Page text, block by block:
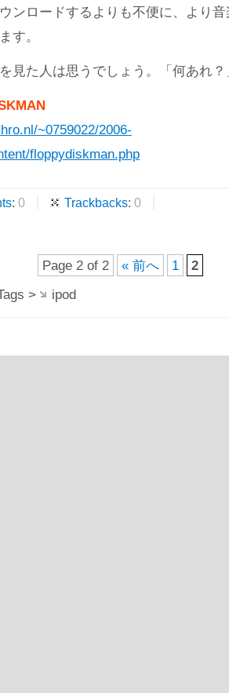
ウンロードするよりも不便に、より
す。
見た人は思うでしょう。「何あれ
~0759022/2006-
floppydiskman.php
: 0 Trackbacks: 0
Page 2 of 2 « 前へ 1
2
> ipod